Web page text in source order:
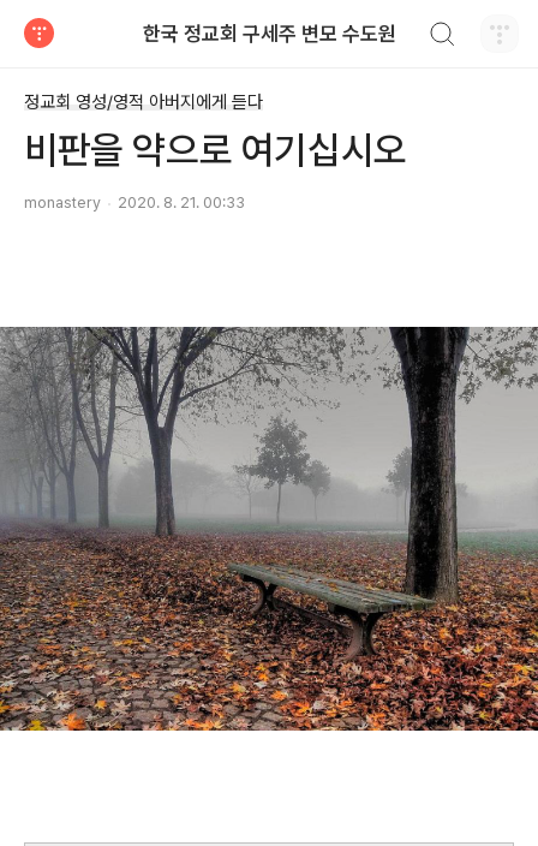
한국 정교회 구세주 변모 수도원
정교회 영성/영적 아버지에게 듣다
비판을 약으로 여기십시오
monastery 2020. 8. 21. 00:33